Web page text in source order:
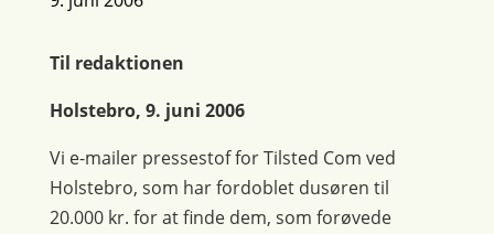
Til redaktionen
Holstebro, 9. juni 2006
Vi e-mailer pressestof for Tilsted Com ved
Holstebro, som har fordoblet dusøren til
20.000 kr. for at finde dem, som forøvede